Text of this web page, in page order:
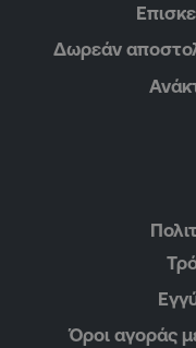
Δωρεάν
Όροι αγοράς